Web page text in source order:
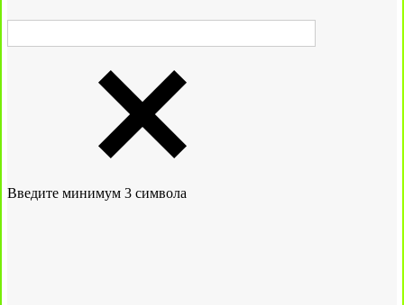
Введите минимум 3 символа